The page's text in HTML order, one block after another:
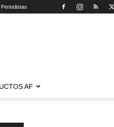
AF